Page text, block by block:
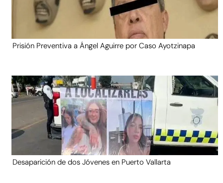
Prisión Preventiva a Ángel Aguirre por Caso Ayotzinapa
Desaparición de dos Jóvenes en Puerto Vallarta